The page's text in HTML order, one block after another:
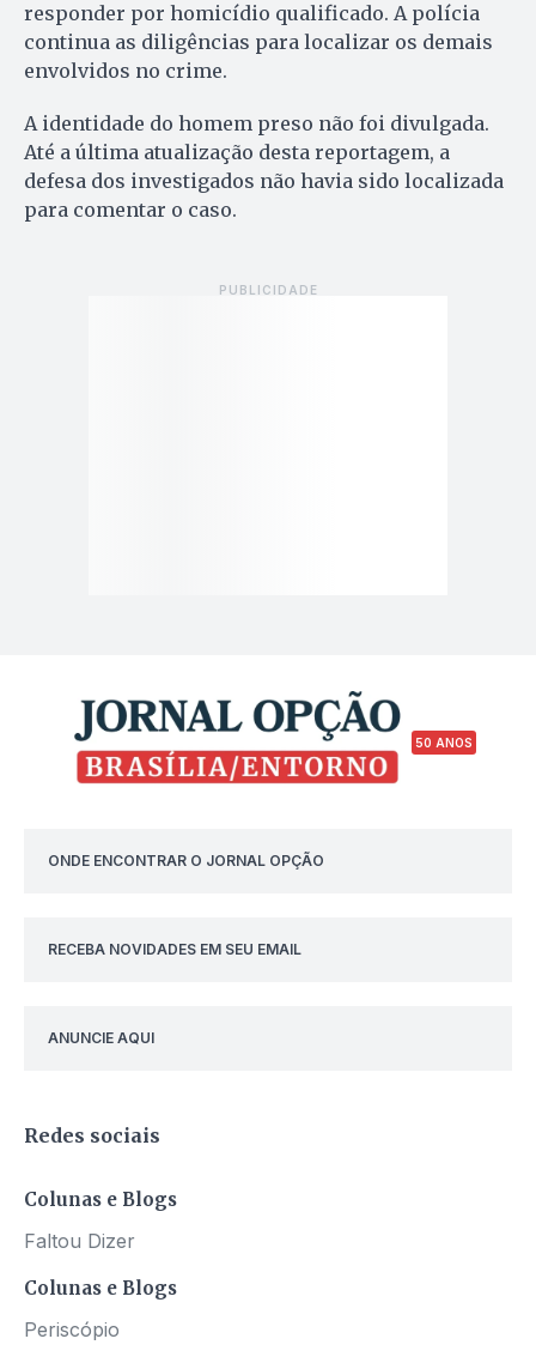
responder por homicídio qualificado. A polícia
continua as diligências para localizar os demais
envolvidos no crime.
A identidade do homem preso não foi divulgada.
Até a última atualização desta reportagem, a
defesa dos investigados não havia sido localizada
para comentar o caso.
50 ANOS
ONDE ENCONTRAR O JORNAL OPÇÃO
RECEBA NOVIDADES EM SEU EMAIL
ANUNCIE AQUI
Redes sociais
Colunas e Blogs
Faltou Dizer
Colunas e Blogs
Periscópio